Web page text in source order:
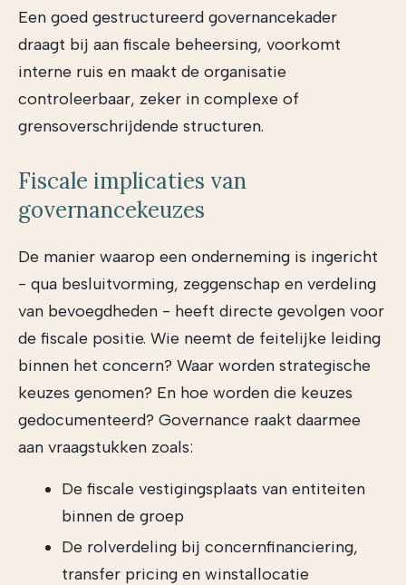
Een goed gestructureerd governancekader
draagt bij aan fiscale beheersing, voorkomt
interne ruis en maakt de organisatie
controleerbaar, zeker in complexe of
grensoverschrijdende structuren.
Fiscale implicaties van
governancekeuzes
De manier waarop een onderneming is ingericht
- qua besluitvorming, zeggenschap en verdeling
van bevoegdheden - heeft directe gevolgen voor
de fiscale positie. Wie neemt de feitelijke leiding
binnen het concern? Waar worden strategische
keuzes genomen? En hoe worden die keuzes
gedocumenteerd? Governance raakt daarmee
aan vraagstukken zoals:
De fiscale vestigingsplaats van entiteiten
binnen de groep
De rolverdeling bij concernfinanciering,
transfer pricing en winstallocatie